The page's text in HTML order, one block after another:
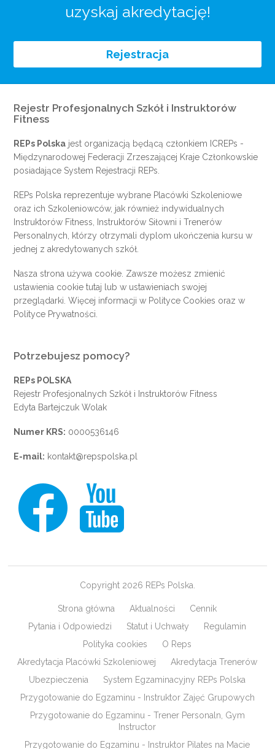
uzyskaj akredytację!
Rejestracja
Rejestr Profesjonalnych Szkół i Instruktorów
Fitness
REPs Polska jest organizacją będącą członkiem ICREPs -
Międzynarodowej Federacji Zrzeszającej Kraje Członkowskie
posiadające System Rejestracji REPs.
REPs Polska reprezentuje wybrane Placówki Szkoleniowe
oraz ich Szkoleniowców, jak również indywidualnych
Instruktorów Fitness, Instruktorów Siłowni i Trenerów
Personalnych, którzy otrzymali dyplom ukończenia kursu w
jednej z akredytowanych szkół.
Nasza strona używa cookie. Zawsze możesz zmienić
ustawienia cookietutaj lub w ustawieniach swojej
przeglądarki. Więcej informacji w Polityce Cookies oraz w
Polityce Prywatności
Potrzebujesz pomocy?
REPs POLSKA
Rejestr Profesjonalnych Szkół i Instruktorów Fitness
Edyta Bartejczuk Wolak
Numer KRS: 0000536146
E-mail: kontakt@repspolska.pl
Copyright 2026 REPs Polska.
Strona główna Aktualności
Cennik
Pytania i Odpowiedzi
Statut i Uchwały
Regulamin
Polityka cookies
O Reps
Akredytacja Placówki Szkoleniowej
Akredytacja Trenerów
Ubezpieczenia
System Egzaminacyjny REPs Polska
Przygotowanie do Egzaminu - Instruktor Zajęć Grupowych
Przygotowanie do Egzaminu - Trener Personaln, Gym
Instructor
Przygotowanie do Egzaminu - Instruktor Pilates na Macie